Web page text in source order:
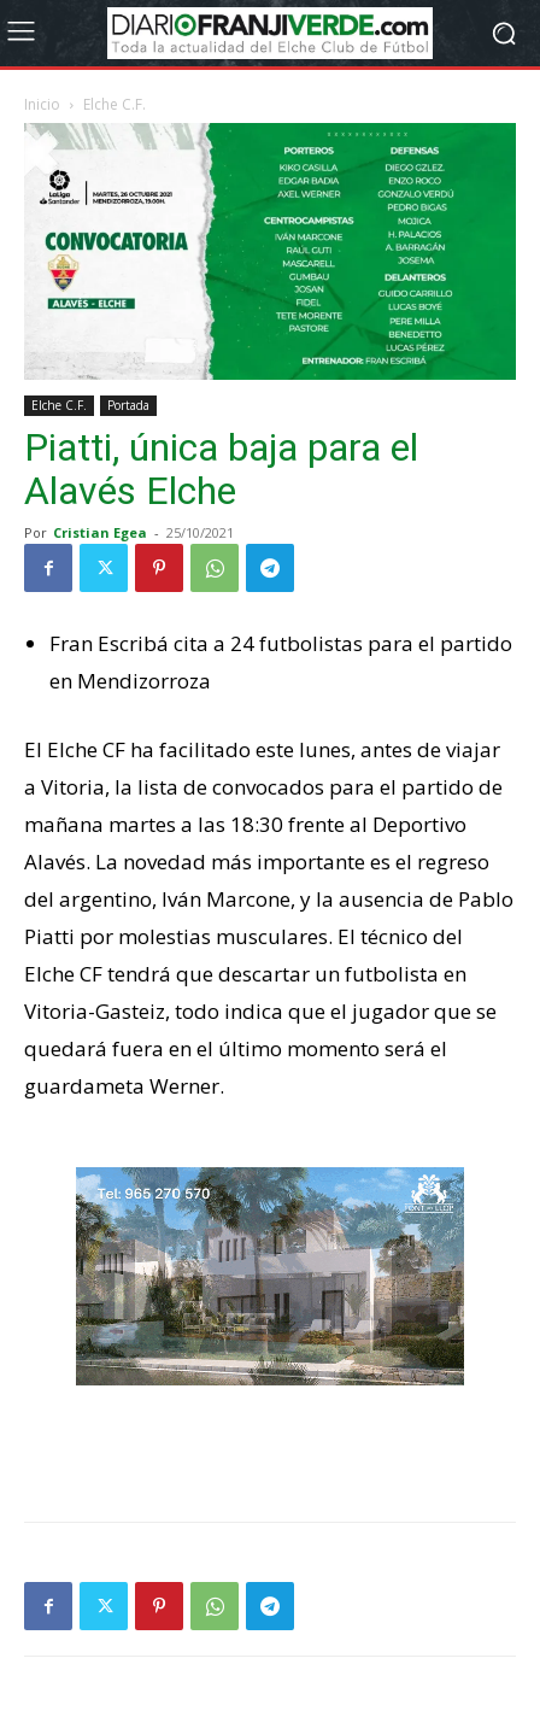
Inicio Elche C.F.
Elche C.F. Portada
Piatti, única baja para el
Alavés Elche
Por Cristian Egea - 25/10/2021
Fran Escribá cita a 24 futbolistas para el partido
en Mendizorroza
El Elche CF ha facilitado este lunes, antes de viajar
a Vitoria, la lista de convocados para el partido de
mañana martes a las 18:30 frente al Deportivo
Alavés. La novedad más importante es el regreso
del argentino, Iván Marcone, y la ausencia de Pablo
Piatti por molestias musculares. El técnico del
Elche CF tendrá que descartar un futbolista en
Vitoria-Gasteiz, todo indica que el jugador que se
quedará fuera en el último momento será el
guardameta Werner.